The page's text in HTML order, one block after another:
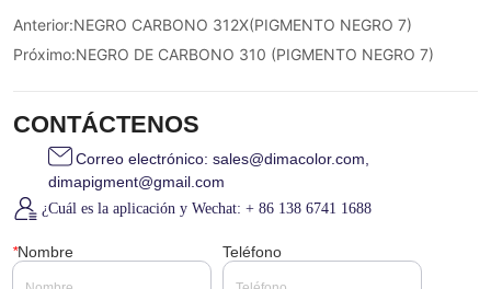
Anterior:NEGRO CARBONO 312X(PIGMENTO NEGRO 7)
Próximo:NEGRO DE CARBONO 310 (PIGMENTO NEGRO 7)
CONTÁCTENOS
Correo electrónico: sales@dimacolor.com,
dimapigment@gmail.com
¿Cuál es la aplicación y Wechat: + 86 138 6741 1688
*Nombre Teléfono